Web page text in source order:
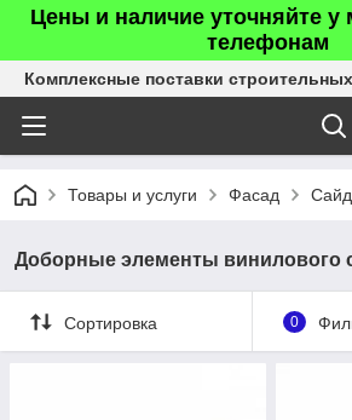
Цены и наличие уточняйте у
телефонам
Комплексные поставки
Товары и услуги Фасад
Доборные элементы винилового
Сортировка 0